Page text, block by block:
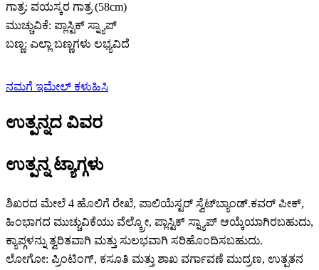
ಗಾತ್ರ: ವಯಸ್ಕರ ಗಾತ್ರ (58cm)
ಮುಚ್ಚುವಿಕೆ: ಪ್ಲಾಸ್ಟಿಕ್ ಸ್ನ್ಯಾಪ್
ಬಣ್ಣ: ಎಲ್ಲಾ ಬಣ್ಣಗಳು ಲಭ್ಯವಿದೆ
ನಮಗೆ ಇಮೇಲ್ ಕಳುಹಿಸಿ
ಉತ್ಪನ್ನದ ವಿವರ
ಉತ್ಪನ್ನ ಟ್ಯಾಗ್ಗಳು
ಶಿಖರದ ಮೇಲೆ 4 ಹೊಲಿಗೆ ರೇಖೆ, ಪಾಲಿಯೆಸ್ಟರ್ ಸ್ವೆಟ್‌ಬ್ಯಾಂಡ್.ಕವರ್ ಪೀಕ್,
ಹಿಂಭಾಗದ ಮುಚ್ಚುವಿಕೆಯು ವೆಲ್ಕ್ರೋ, ಪ್ಲಾಸ್ಟಿಕ್ ಸ್ನ್ಯಾಪ್ ಆಯ್ಕೆಯಾಗಿರಬಹುದು,
ಕ್ಯಾಪ್ಗಳನ್ನು ತ್ವರಿತವಾಗಿ ಮತ್ತು ಸುಲಭವಾಗಿ ಸರಿಹೊಂದಿಸಬಹುದು.
ಲೋಗೋ: ಪ್ರಿಂಟಿಂಗ್, ಕಸೂತಿ ಮತ್ತು ಶಾಖ ವರ್ಗಾವಣೆ ಮುದ್ರಣ, ಉತ್ಪತನ